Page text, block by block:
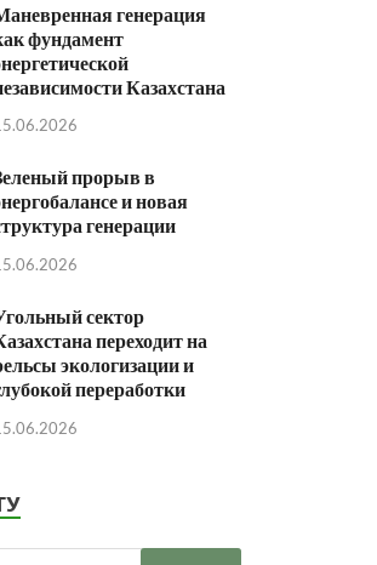
генерация
фундамент
Казахстана
прорыв в
и новая
генерации
сектор
переходит на
экологизации и
переработки